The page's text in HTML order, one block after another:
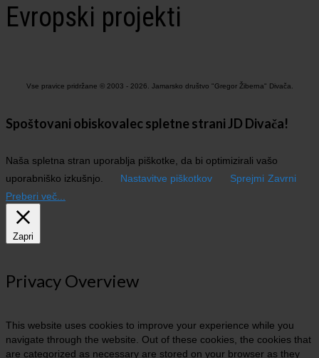
Evropski projekti
Vse pravice pridržane © 2003 - 2026. Jamarsko društvo "Gregor Žiberna" Divača.
Spoštovani obiskovalec spletne strani JD Divača!
Naša spletna stran uporablja piškotke, da bi optimizirali vašo
uporabniško izkušnjo.
Nastavitve piškotkov Sprejmi Zavrni
Preberi več...
Zapri
Privacy Overview
This website uses cookies to improve your experience while you
navigate through the website. Out of these cookies, the cookies that
are categorized as necessary are stored on your browser as they